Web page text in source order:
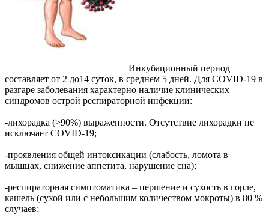
Инкубационный период
составляет от 2 до14 суток, в среднем 5 дней. Для COVID-19 в
разгаре заболевания характерно наличие клинических
синдромов острой респираторной инфекции:
-лихорадка (>90%) выраженности. Отсутствие лихорадки не
исключает COVID-19;
-проявления общей интоксикации (слабость, ломота в
мышцах, снижение аппетита, нарушение сна);
-респираторная симптоматика – першение и сухость в горле,
кашель (сухой или с небольшим количеством мокроты) в 80 %
случаев;